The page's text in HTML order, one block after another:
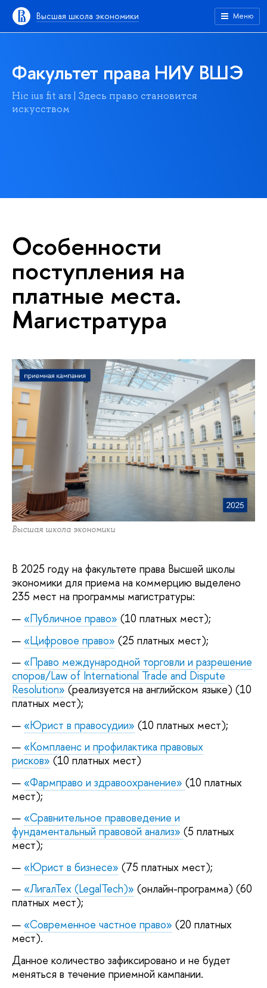
Высшая школа экономики Меню
Факультет права НИУ ВШЭ
Hic ius fit ars | Здесь право становится
искусством
Особенности
поступления на
платные места.
Магистратура
Высшая школа экономики
В 2025 году на факультете права Высшей школы
экономики для приема на коммерцию выделено
235 мест на программы магистратуры:
«Публичное право» (10 платных мест);
«Цифровое право» (25 платных мест);
«Право международной торговли и разрешение
споров/Law of International Trade and Dispute
Resolution» (реализуется на английском языке) (10
платных мест);
«Юрист в правосудии» (10 платных мест);
«Комплаенс и профилактика правовых
рисков» (10 платных мест)
«Фармправо и здравоохранение» (10 платных
мест);
«Сравнительное правоведение и
фундаментальный правовой анализ» (5 платных
мест);
«Юрист в бизнесе» (75 платных мест);
«ЛигалТех (LegalTech)» (онлайн-программа) (60
платных мест);
«Современное частное право» (20 платных
мест).
Данное количество зафиксировано и не будет
меняться в течение приемной кампании.